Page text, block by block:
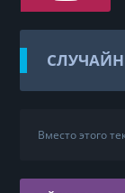
Вместо этого